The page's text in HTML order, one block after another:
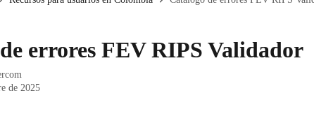
errores FEV RIPS Validador
de 2025